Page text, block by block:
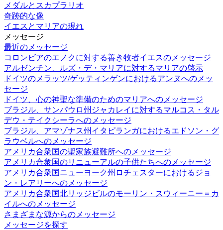
メダルとスカプラリオ
奇跡的な像
イエスとマリアの現れ
メッセージ
最近のメッセージ
コロンビアのエノクに対する善き牧者イエスのメッセージ
アルゼンチン、ルズ・デ・マリアに対するマリアの啓示
ドイツのメラッツ/ゲッティンゲンにおけるアンヌへのメッ
セージ
ドイツ、心の神聖な準備のためのマリアへのメッセージ
ブラジル、サンパウロ州ジャカレイに対するマルコス・タル
デウ・テイクシーラへのメッセージ
ブラジル、アマゾナス州イタピランガにおけるエドソン・グ
ラウベルへのメッセージ
アメリカ合衆国の聖家族避難所へのメッセージ
アメリカ合衆国のリニューアルの子供たちへのメッセージ
アメリカ合衆国ニューヨーク州ロチェスターにおけるジョ
ン・レアリーへのメッセージ
アメリカ合衆国北リッジビルのモーリン・スウィーニー＝カ
イルへのメッセージ
さまざまな源からのメッセージ
メッセージを探す